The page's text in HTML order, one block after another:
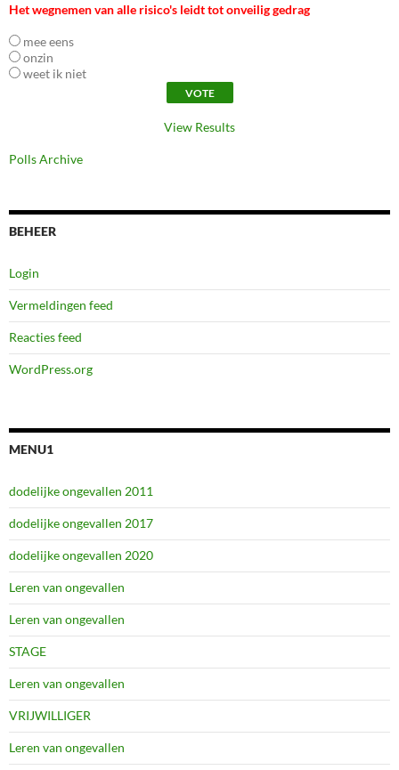
Het wegnemen van alle risico's leidt tot onveilig gedrag
mee eens
onzin
weet ik niet
View Results
Polls Archive
BEHEER
Login
Vermeldingen feed
Reacties feed
WordPress.org
MENU1
dodelijke ongevallen 2011
dodelijke ongevallen 2017
dodelijke ongevallen 2020
Leren van ongevallen
Leren van ongevallen
STAGE
Leren van ongevallen
VRIJWILLIGER
Leren van ongevallen